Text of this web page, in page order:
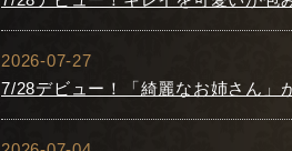
2026-07-27
7/28デビュー！「綺麗なお姉さん」